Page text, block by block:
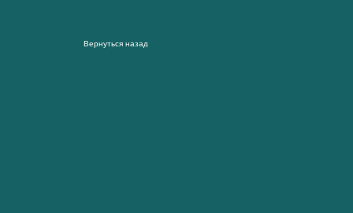
Вернуться назад